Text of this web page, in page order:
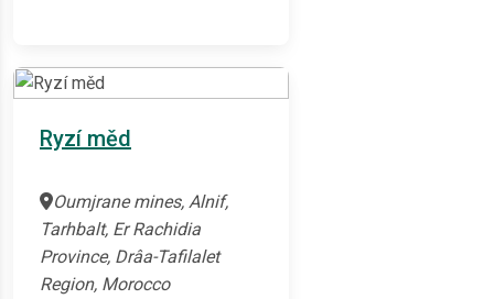
Ryzí měd
Oumjrane mines, Alnif,
Tarhbalt, Er Rachidia
Province, Drâa-Tafilalet
Region, Morocco